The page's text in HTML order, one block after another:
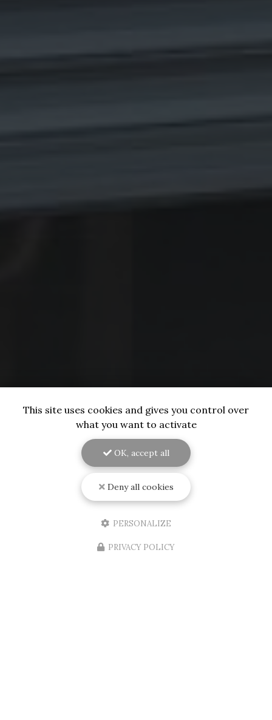
This site uses cookies and gives you control over
what you want to activate
OK, accept all
Deny all cookies
PERSONALIZE
PRIVACY POLICY